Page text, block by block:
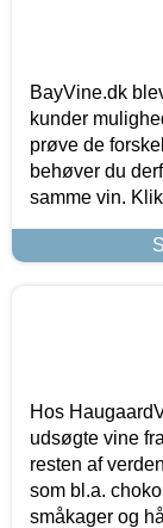
BayVine.dk
kunder
prøve de
behøver du
samme vin.
Hos
udsøgte vine
resten af
som bl.a.
småkager og